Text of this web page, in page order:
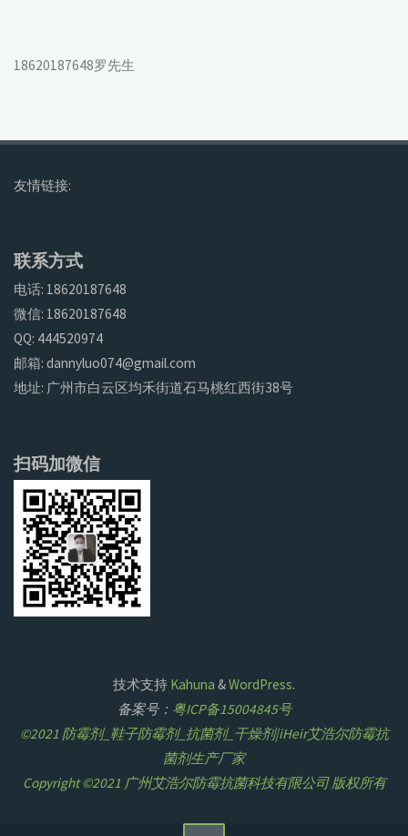
18620187648罗先生
友情链接:
联系方式
电话: 18620187648
微信: 18620187648
QQ: 444520974
邮箱: dannyluo074@gmail.com
地址: 广州市白云区均禾街道石马桃红西街38号
扫码加微信
技术支持 Kahuna &WordPress.
备案号： 粤ICP备15004845号
©2021 防霉剂_鞋子防霉剂_抗菌剂_干燥剂|iHeir艾浩尔防霉抗
菌剂生产厂家
Copyright ©2021 广州艾浩尔防霉抗菌科技有限公司 版权所有